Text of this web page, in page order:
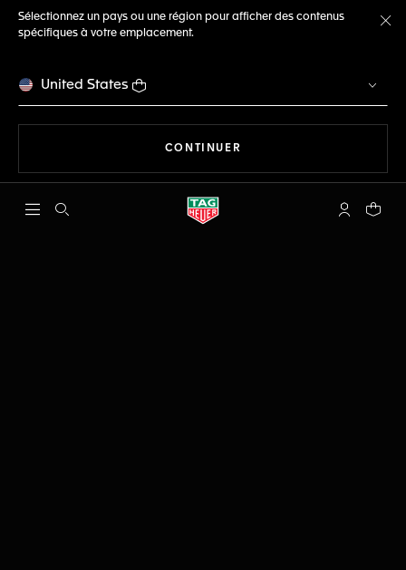
Sélectionnez un pays ou une région pour afficher des contenus
spécifiques à votre emplacement.
United States
CONTINUER
Ouvrir la barre de recherche Compte My
Votre